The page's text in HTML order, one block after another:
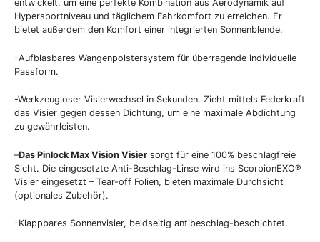
entwickelt, um eine perfekte Kombination aus Aerodynamik auf
Hypersportniveau und täglichem Fahrkomfort zu erreichen. Er
bietet außerdem den Komfort einer integrierten Sonnenblende.
-Aufblasbares Wangenpolstersystem für überragende individuelle
Passform.
-Werkzeugloser Visierwechsel in Sekunden. Zieht mittels Federkraft
das Visier gegen dessen Dichtung, um eine maximale Abdichtung
zu gewährleisten.
–Das Pinlock Max Vision Visier sorgt für eine 100% beschlagfreie
Sicht. Die eingesetzte Anti-Beschlag-Linse wird ins ScorpionEXO®
Visier eingesetzt – Tear-off Folien, bieten maximale Durchsicht
(optionales Zubehör).
-Klappbares Sonnenvisier, beidseitig antibeschlag-beschichtet.